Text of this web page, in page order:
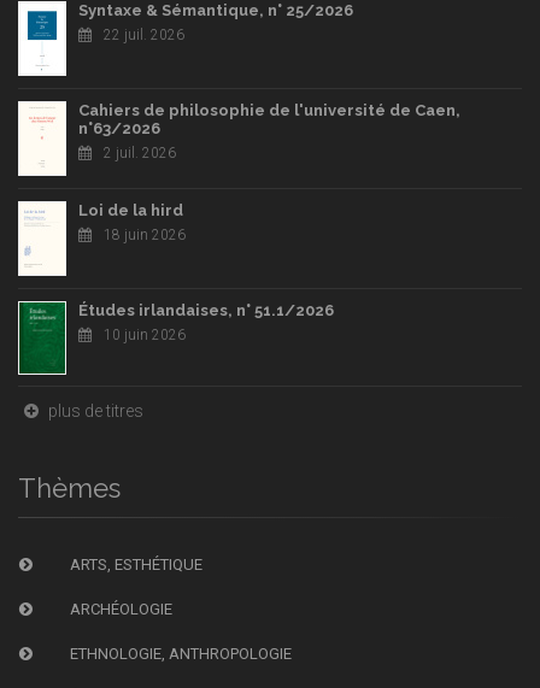
Syntaxe & Sémantique, n° 25/2026
22 juil. 2026
Cahiers de philosophie de l'université de Caen,
n°63/2026
2 juil. 2026
Loi de la hird
18 juin 2026
Études irlandaises, n° 51.1/2026
10 juin 2026
plus de titres
Thèmes
ARTS, ESTHÉTIQUE
ARCHÉOLOGIE
ETHNOLOGIE, ANTHROPOLOGIE